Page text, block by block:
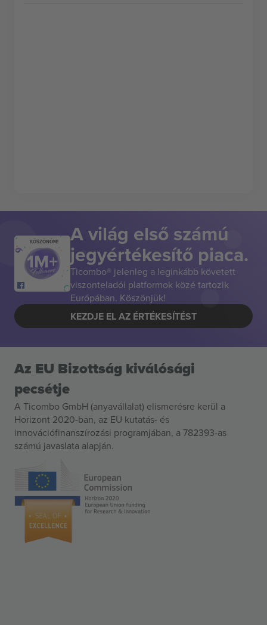
KÖSZÖNÖM! A világ első számú
jegyértékesítő piaca.
Ticombo® jelenleg a leginkább követett
viszonteladói platformok közé tartozik
Európában. Köszönjük!
KEZDJE EL AZ ÉRTÉKESÍTÉST
Az EU Bizottság kiválósági
pecsétje
A Ticombo GmbH (anyavállalat) elismerésre kerül a
Horizont 2020-ban, az EU kutatás- és
innovációfinanszírozási programjában, a 782393-as
számú javaslata alapján.